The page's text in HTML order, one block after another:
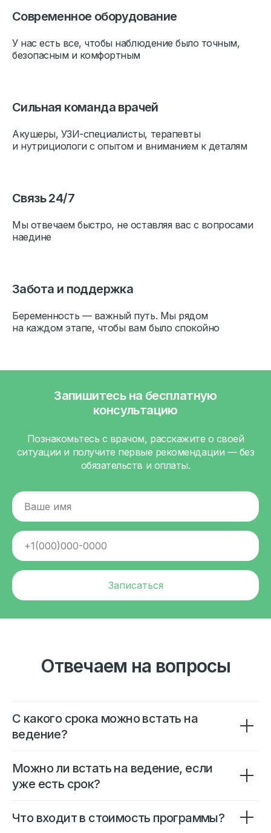
Современное оборудование
У нас есть все, чтобы наблюдение было точным,
безопасным и комфортным
Сильная команда врачей
Акушеры, УЗИ-специалисты, терапевты
и нутрициологи с опытом и вниманием к деталям
Связь 24/7
Мы отвечаем быстро, не оставляя вас с вопросами
наедине
Забота и поддержка
Беременность — важный путь. Мы рядом
на каждом этапе, чтобы вам было спокойно
Запишитесь на бесплатную
консультацию
Познакомьтесь с врачом, расскажите о своей
ситуации и получите первые рекомендации — без
обязательств и оплаты.
Записаться
Отвечаем на вопросы
С какого срока можно встать на
ведение?
Можно ли встать на ведение, если
уже есть срок?
Что входит в стоимость программы?